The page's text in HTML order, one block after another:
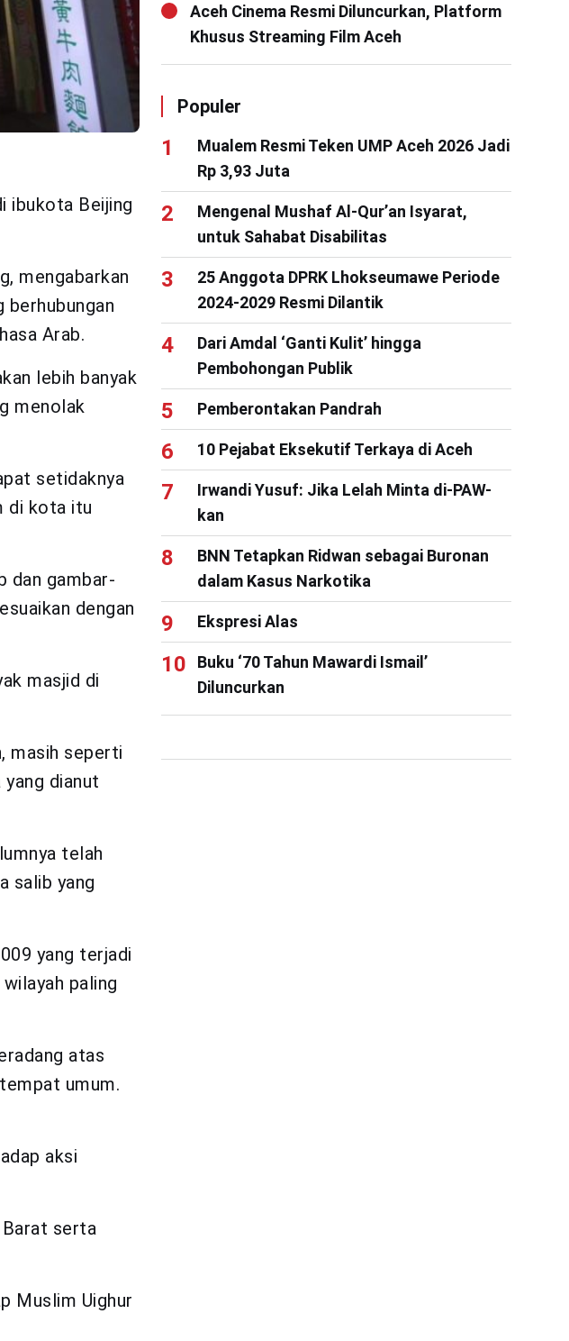
ibukota Beijing
mengabarkan
berhubungan
Arab.
lebih banyak
menolak
setidaknya
di kota itu
dan gambar-
dengan
masjid di
masih seperti
dianut
telah
salib yang
yang terjadi
paling
atas
umum.
aksi
serta
Muslim Uighur
Aceh Cinema Resmi Diluncurkan, Platform
Khusus Streaming Film Aceh
Populer
Mualem Resmi Teken UMP Aceh 2026 Jadi
Rp 3,93 Juta
Mengenal Mushaf Al-Qur’an Isyarat,
untuk Sahabat Disabilitas
25 Anggota DPRK Lhokseumawe Periode
2024-2029 Resmi Dilantik
Dari Amdal ‘Ganti Kulit’ hingga
Pembohongan Publik
Pemberontakan Pandrah
10 Pejabat Eksekutif Terkaya di Aceh
Irwandi Yusuf: Jika Lelah Minta di-PAW-
kan
BNN Tetapkan Ridwan sebagai Buronan
dalam Kasus Narkotika
Ekspresi Alas
Buku ‘70 Tahun Mawardi Ismail’
Diluncurkan